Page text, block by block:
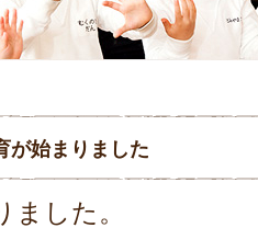
始まりました
した。